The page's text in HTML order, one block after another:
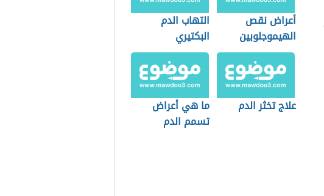
أعراض نقص
الهيموجلوبين
التهاب الدم
البكتيري
علاج تخثر الدم
ما هي أعراض
تسمم الدم